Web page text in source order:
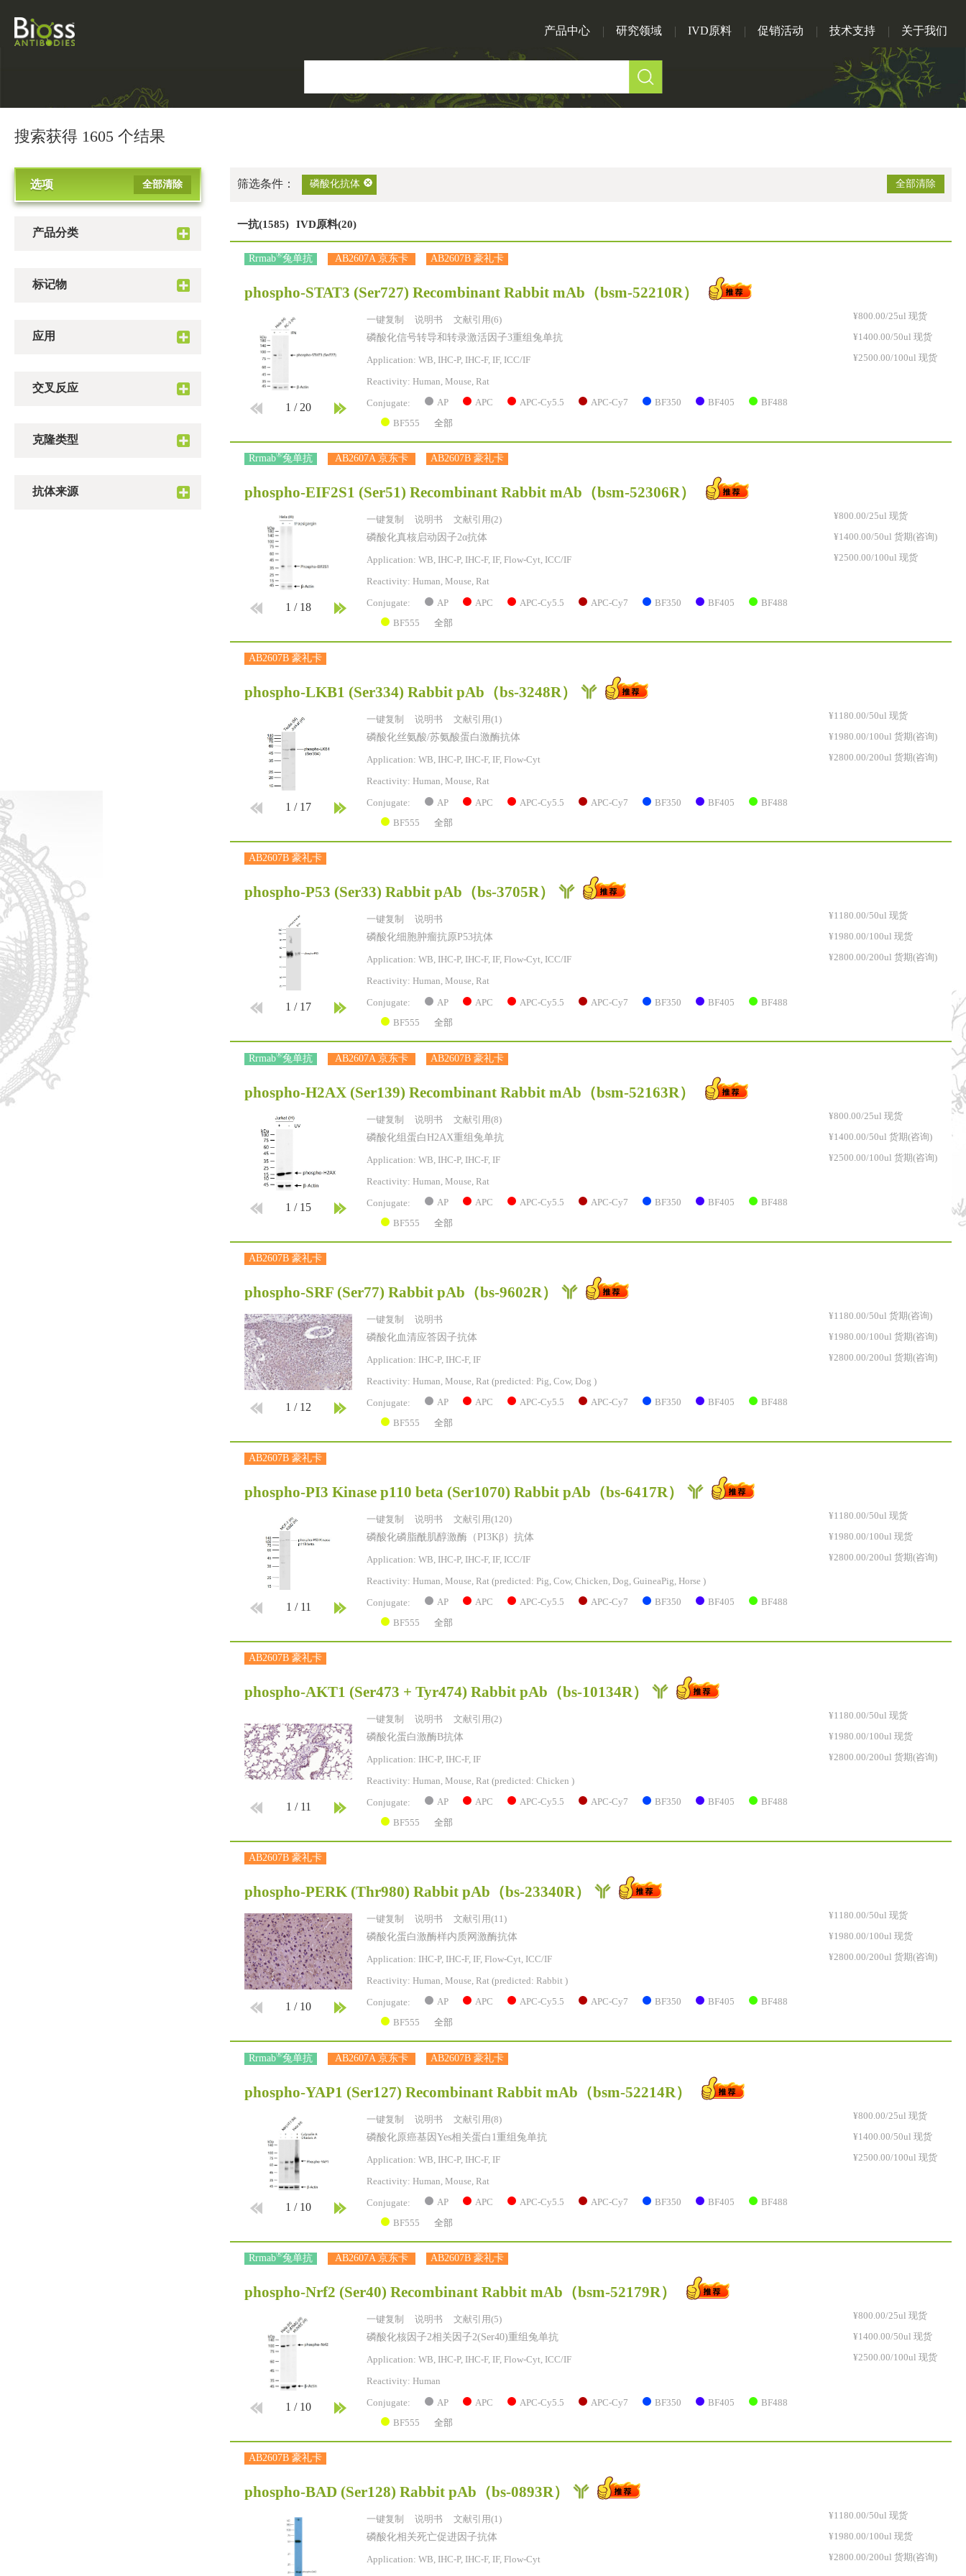
产品中心 研究领域 IVD原料 促销活动 技术支持 关于我们
搜索获得 1605 个结果
选项 全部清除
产品分类
标记物
应用
交叉反应
克隆类型
抗体来源
筛选条件： 磷酸化抗体 全部清除
一抗(1585) IVD原料(20)
Rrmab®兔单抗 AB2607A 京东卡 AB2607B 豪礼卡
phospho-STAT3 (Ser727) Recombinant Rabbit mAb （bsm-52210R）
1 /20
一键复制 说明书 文献引用(6)
磷酸化信号转导和转录激活因子3重组兔单抗
Application: WB, IHC-P, IHC-F, IF, ICC/IF
Reactivity: Human, Mouse, Rat
Conjugate: AP APC APC-Cy5.5 APC-Cy7 BF350 BF405 BF488
BF555 全部
¥800.00/25ul 现货
¥1400.00/50ul 现货
¥2500.00/100ul 现货
Rrmab®兔单抗 AB2607A 京东卡 AB2607B 豪礼卡
phospho-EIF2S1 (Ser51) Recombinant Rabbit mAb （bsm-52306R）
1 / 18
一键复制 说明书 文献引用(2)
磷酸化真核启动因子2α抗体
Application: WB, IHC-P, IHC-F, IF, Flow-Cyt, ICC/IF
Reactivity: Human, Mouse, Rat
Conjugate: AP APC APC-Cy5.5 APC-Cy7 BF350 BF405 BF488
BF555 全部
¥800.00/25ul 现货
¥1400.00/50ul 货期(咨询)
¥2500.00/100ul 现货
AB2607B 豪礼卡
phospho-LKB1 (Ser334) Rabbit pAb （bs-3248R）
1 / 17
一键复制 说明书 文献引用(1)
磷酸化丝氨酸/苏氨酸蛋白激酶抗体
Application: WB, IHC-P, IHC-F, IF, Flow-Cyt
Reactivity: Human, Mouse, Rat
Conjugate: AP APC APC-Cy5.5 APC-Cy7 BF350 BF405 BF488
BF555 全部
¥1180.00/50ul 现货
¥1980.00/100ul 货期(咨询)
¥2800.00/200ul 货期(咨询)
AB2607B 豪礼卡
phospho-P53 (Ser33) Rabbit pAb （bs-3705R）
1 / 17
一键复制 说明书
磷酸化细胞肿瘤抗原P53抗体
Application: WB, IHC-P, IHC-F, IF, Flow-Cyt, ICC/IF
Reactivity: Human, Mouse, Rat
Conjugate: AP APC APC-Cy5.5 APC-Cy7 BF350 BF405 BF488
BF555 全部
¥1180.00/50ul 现货
¥1980.00/100ul 现货
¥2800.00/200ul 货期(咨询)
Rrmab®兔单抗 AB2607A 京东卡 AB2607B 豪礼卡
phospho-H2AX (Ser139) Recombinant Rabbit mAb （bsm-52163R）
1 / 15
一键复制 说明书 文献引用(8)
磷酸化组蛋白H2AX重组兔单抗
Application: WB, IHC-P, IHC-F, IF
Reactivity: Human, Mouse, Rat
Conjugate: AP APC APC-Cy5.5 APC-Cy7 BF350 BF405 BF488
BF555 全部
¥800.00/25ul 现货
¥1400.00/50ul 货期(咨询)
¥2500.00/100ul 货期(咨询)
AB2607B 豪礼卡
phospho-SRF (Ser77) Rabbit pAb （bs-9602R）
1 / 12
一键复制 说明书
磷酸化血清应答因子抗体
Application: IHC-P, IHC-F, IF
Reactivity: Human, Mouse, Rat (predicted: Pig, Cow, Dog )
Conjugate: AP APC APC-Cy5.5 APC-Cy7 BF350 BF405 BF488
BF555 全部
¥1180.00/50ul 货期(咨询)
¥1980.00/100ul 货期(咨询)
¥2800.00/200ul 货期(咨询)
AB2607B 豪礼卡
phospho-PI3 Kinase p110 beta (Ser1070) Rabbit pAb （bs-6417R）
1 / 11
一键复制 说明书 文献引用(120)
磷酸化磷脂酰肌醇激酶（PI3Kβ）抗体
Application: WB, IHC-P, IHC-F, IF, ICC/IF
Reactivity: Human, Mouse, Rat (predicted: Pig, Cow, Chicken, Dog, GuineaPig, Horse )
Conjugate: AP APC APC-Cy5.5 APC-Cy7 BF350 BF405 BF488
BF555 全部
¥1180.00/50ul 现货
¥1980.00/100ul 现货
¥2800.00/200ul 货期(咨询)
AB2607B 豪礼卡
phospho-AKT1 (Ser473 + Tyr474) Rabbit pAb （bs-10134R）
1 / 11
一键复制 说明书 文献引用(2)
磷酸化蛋白激酶B抗体
Application: IHC-P, IHC-F, IF
Reactivity: Human, Mouse, Rat (predicted: Chicken )
Conjugate: AP APC APC-Cy5.5 APC-Cy7 BF350 BF405 BF488
BF555 全部
¥1180.00/50ul 现货
¥1980.00/100ul 现货
¥2800.00/200ul 货期(咨询)
AB2607B 豪礼卡
phospho-PERK (Thr980) Rabbit pAb （bs-23340R）
1 / 10
一键复制 说明书 文献引用(11)
磷酸化蛋白激酶样内质网激酶抗体
Application: IHC-P, IHC-F, IF, Flow-Cyt, ICC/IF
Reactivity: Human, Mouse, Rat (predicted: Rabbit )
Conjugate: AP APC APC-Cy5.5 APC-Cy7 BF350 BF405 BF488
BF555 全部
¥1180.00/50ul 现货
¥1980.00/100ul 现货
¥2800.00/200ul 货期(咨询)
Rrmab®兔单抗 AB2607A 京东卡 AB2607B 豪礼卡
phospho-YAP1 (Ser127) Recombinant Rabbit mAb （bsm-52214R）
1 / 10
一键复制 说明书 文献引用(8)
磷酸化原癌基因Yes相关蛋白1重组兔单抗
Application: WB, IHC-P, IHC-F, IF
Reactivity: Human, Mouse, Rat
Conjugate: AP APC APC-Cy5.5 APC-Cy7 BF350 BF405 BF488
BF555 全部
¥800.00/25ul 现货
¥1400.00/50ul 现货
¥2500.00/100ul 现货
Rrmab®兔单抗 AB2607A 京东卡 AB2607B 豪礼卡
phospho-Nrf2 (Ser40) Recombinant Rabbit mAb （bsm-52179R）
1 / 10
一键复制 说明书 文献引用(5)
磷酸化核因子2相关因子2(Ser40)重组兔单抗
Application: WB, IHC-P, IHC-F, IF, Flow-Cyt, ICC/IF
Reactivity: Human
Conjugate: AP APC APC-Cy5.5 APC-Cy7 BF350 BF405 BF488
BF555 全部
¥800.00/25ul 现货
¥1400.00/50ul 现货
¥2500.00/100ul 现货
AB2607B 豪礼卡
phospho-BAD (Ser128) Rabbit pAb （bs-0893R）
一键复制 说明书 文献引用(1)
磷酸化相关死亡促进因子抗体
Application: WB, IHC-P, IHC-F, IF, Flow-Cyt
¥1180.00/50ul 现货
¥1980.00/100ul 现货
¥2800.00/200ul 货期(咨询)